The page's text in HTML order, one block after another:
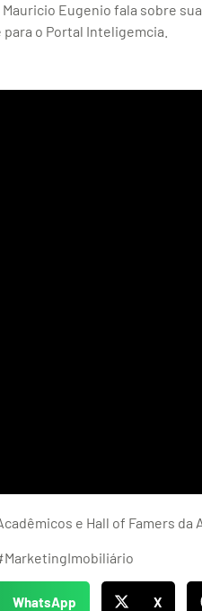
Eugenio fala sobre
o Portal Inteligemcia.
e Hall of Famers da
WhatsApp X